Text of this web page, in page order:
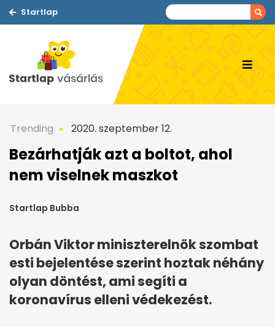
Startlap
Trending 2020. szeptember 12.
Bezárhatják azt a boltot, ahol
nem viselnek maszkot
Startlap Bubba
Orbán Viktor miniszterelnök szombat
esti bejelentése szerint hoztak néhány
olyan döntést, ami segíti a
koronavírus elleni védekezést.